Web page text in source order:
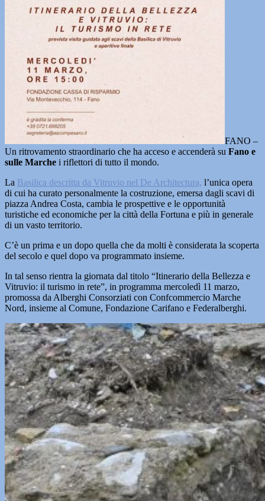
FANO –
Un ritrovamento straordinario che ha acceso e accenderà su Fano e
sulle Marche i riflettori di tutto il mondo.
La Basilica descritta da Vitruvio nel De Architectura, l’unica opera
di cui ha curato personalmente la costruzione, emersa dagli scavi di
piazza Andrea Costa, cambia le prospettive e le opportunità
turistiche ed economiche per la città della Fortuna e più in generale
di un vasto territorio.
C’è un prima e un dopo quella che da molti è considerata la scoperta
del secolo e quel dopo va programmato insieme.
In tal senso rientra la giornata dal titolo “Itinerario della Bellezza e
Vitruvio: il turismo in rete”, in programma mercoledì 11 marzo,
promossa da Alberghi Consorziati con Confcommercio Marche
Nord, insieme al Comune, Fondazione Carifano e Federalberghi.